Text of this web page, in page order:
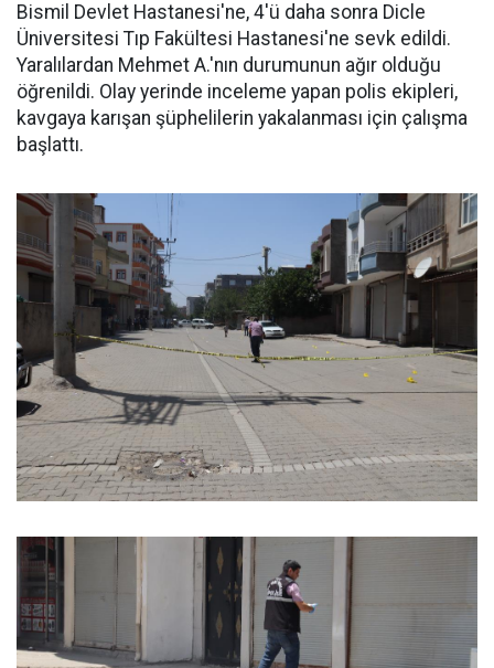
Bismil Devlet Hastanesi'ne, 4'ü daha sonra Dicle
Üniversitesi Tıp Fakültesi Hastanesi'ne sevk edildi.
Yaralılardan Mehmet A.'nın durumunun ağır olduğu
öğrenildi. Olay yerinde inceleme yapan polis ekipleri,
kavgaya karışan şüphelilerin yakalanması için çalışma
başlattı.